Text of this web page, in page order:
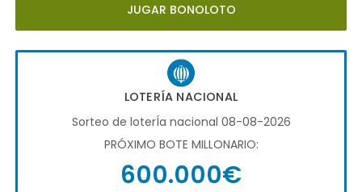
JUGAR BONOLOTO
LOTERÍA NACIONAL
Sorteo de loterÍa nacional 08-08-2026
PRÓXIMO BOTE MILLONARIO:
600.000€